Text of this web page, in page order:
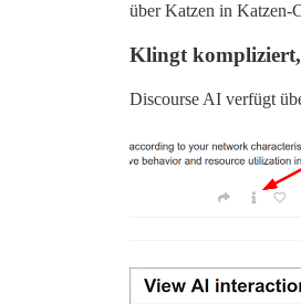
über Katzen in Katzen-
Klingt kompliziert,
Discourse AI verfügt